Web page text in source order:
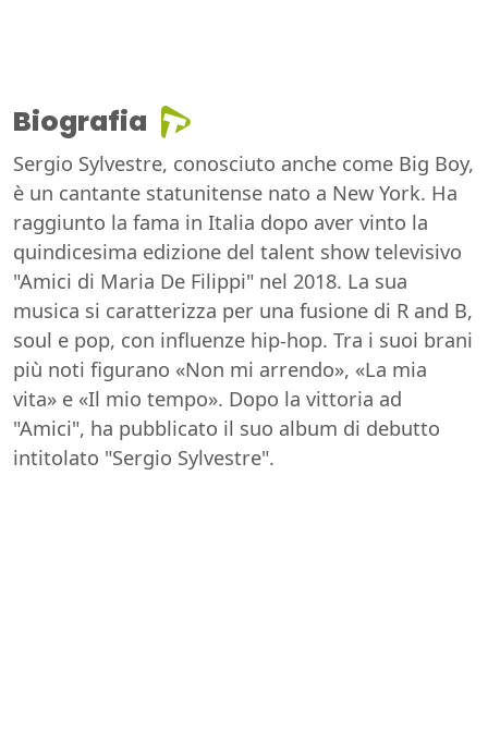
Biografia
Sergio Sylvestre, conosciuto anche come Big Boy,
è un cantante statunitense nato a New York. Ha
raggiunto la fama in Italia dopo aver vinto la
quindicesima edizione del talent show televisivo
"Amici di Maria De Filippi" nel 2018. La sua
musica si caratterizza per una fusione di R and B,
soul e pop, con influenze hip-hop. Tra i suoi brani
più noti figurano «Non mi arrendo», «La mia
vita» e «Il mio tempo». Dopo la vittoria ad
"Amici", ha pubblicato il suo album di debutto
intitolato "Sergio Sylvestre".